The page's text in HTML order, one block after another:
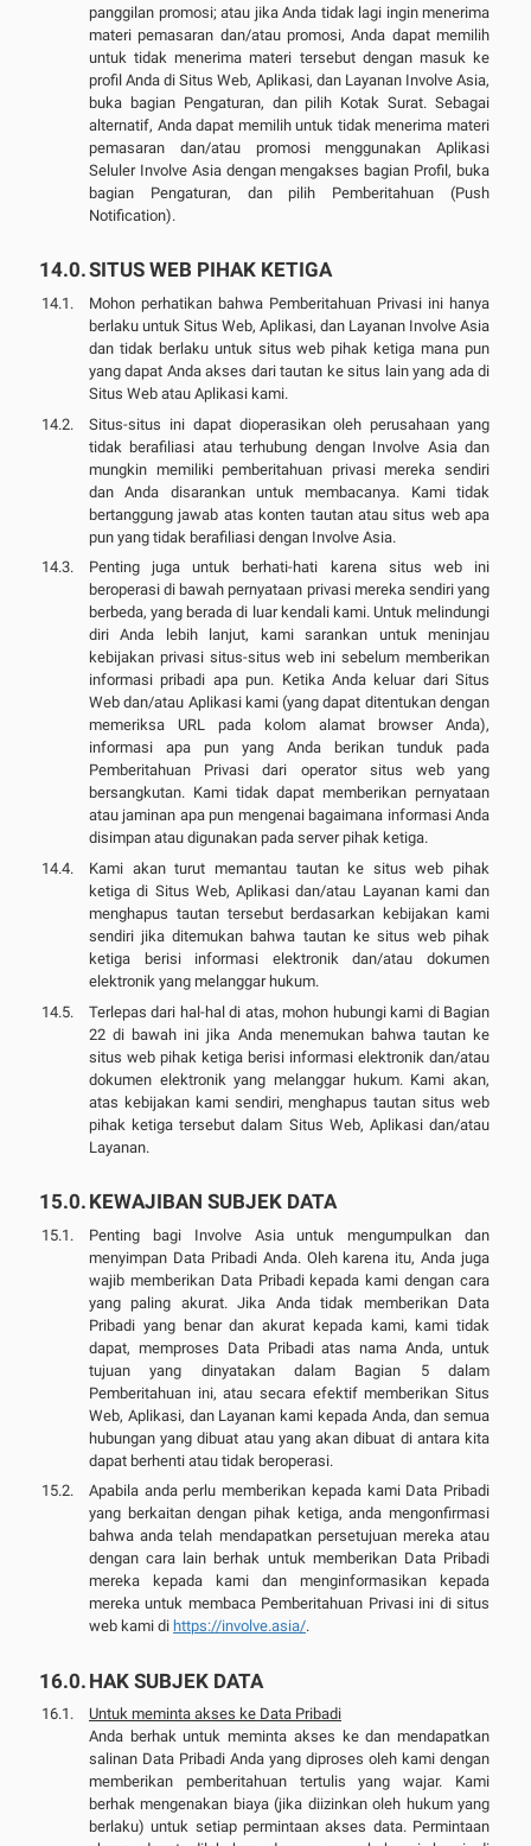
panggilan promosi; atau jika Anda tidak lagi ingin menerima
materi pemasaran dan/atau promosi, Anda dapat memilih
untuk tidak menerima materi tersebut dengan masuk ke
profil Anda di Situs Web, Aplikasi, dan Layanan Involve Asia,
buka bagian Pengaturan, dan pilih Kotak Surat. Sebagai
alternatif, Anda dapat memilih untuk tidak menerima materi
pemasaran dan/atau promosi menggunakan Aplikasi
Seluler Involve Asia dengan mengakses bagian Profil, buka
bagian Pengaturan, dan pilih Pemberitahuan (Push
Notification).
SITUS WEB PIHAK KETIGA
Mohon perhatikan bahwa Pemberitahuan Privasi ini hanya
berlaku untuk Situs Web, Aplikasi, dan Layanan Involve Asia
dan tidak berlaku untuk situs web pihak ketiga mana pun
yang dapat Anda akses dari tautan ke situs lain yang ada di
Situs Web atau Aplikasi kami.
Situs-situs ini dapat dioperasikan oleh perusahaan yang
tidak berafiliasi atau terhubung dengan Involve Asia dan
mungkin memiliki pemberitahuan privasi mereka sendiri
dan Anda disarankan untuk membacanya. Kami tidak
bertanggung jawab atas konten tautan atau situs web apa
pun yang tidak berafiliasi dengan Involve Asia.
Penting juga untuk berhati-hati karena situs web ini
beroperasi di bawah pernyataan privasi mereka sendiri yang
berbeda, yang berada di luar kendali kami. Untuk melindungi
diri Anda lebih lanjut, kami sarankan untuk meninjau
kebijakan privasi situs-situs web ini sebelum memberikan
informasi pribadi apa pun. Ketika Anda keluar dari Situs
Web dan/atau Aplikasi kami (yang dapat ditentukan dengan
memeriksa URL pada kolom alamat browser Anda),
informasi apa pun yang Anda berikan tunduk pada
Pemberitahuan Privasi dari operator situs web yang
bersangkutan. Kami tidak dapat memberikan pernyataan
atau jaminan apa pun mengenai bagaimana informasi Anda
disimpan atau digunakan pada server pihak ketiga.
Kami akan turut memantau tautan ke situs web pihak
ketiga di Situs Web, Aplikasi dan/atau Layanan kami dan
menghapus tautan tersebut berdasarkan kebijakan kami
sendiri jika ditemukan bahwa tautan ke situs web pihak
ketiga berisi informasi elektronik dan/atau dokumen
elektronik yang melanggar hukum.
Terlepas dari hal-hal di atas, mohon hubungi kami di Bagian
22 di bawah ini jika Anda menemukan bahwa tautan ke
situs web pihak ketiga berisi informasi elektronik dan/atau
dokumen elektronik yang melanggar hukum. Kami akan,
atas kebijakan kami sendiri, menghapus tautan situs web
pihak ketiga tersebut dalam Situs Web, Aplikasi dan/atau
Layanan.
KEWAJIBAN SUBJEK DATA
Penting bagi Involve Asia untuk mengumpulkan dan
menyimpan Data Pribadi Anda. Oleh karena itu, Anda juga
wajib memberikan Data Pribadi kepada kami dengan cara
yang paling akurat. Jika Anda tidak memberikan Data
Pribadi yang benar dan akurat kepada kami, kami tidak
dapat, memproses Data Pribadi atas nama Anda, untuk
tujuan yang dinyatakan dalam Bagian 5 dalam
Pemberitahuan ini, atau secara efektif memberikan Situs
Web, Aplikasi, dan Layanan kami kepada Anda, dan semua
hubungan yang dibuat atau yang akan dibuat di antara kita
dapat berhenti atau tidak beroperasi.
Apabila anda perlu memberikan kepada kami Data Pribadi
yang berkaitan dengan pihak ketiga, anda mengonfirmasi
bahwa anda telah mendapatkan persetujuan mereka atau
dengan cara lain berhak untuk memberikan Data Pribadi
mereka kepada kami dan menginformasikan kepada
mereka untuk membaca Pemberitahuan Privasi ini di situs
web kami di https://involve.asia/.
HAK SUBJEK DATA
Untuk meminta akses ke Data Pribadi
Anda berhak untuk meminta akses ke dan mendapatkan
salinan Data Pribadi Anda yang diproses oleh kami dengan
memberikan pemberitahuan tertulis yang wajar. Kami
berhak mengenakan biaya (jika diizinkan oleh hukum yang
berlaku) untuk setiap permintaan akses data. Permintaan